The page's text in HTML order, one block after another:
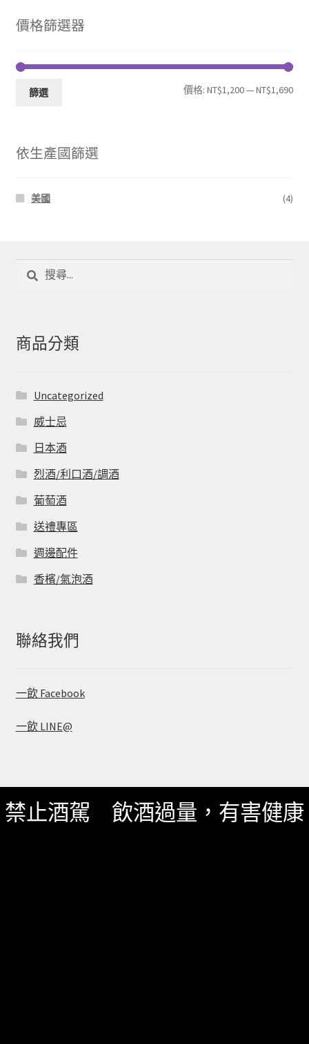
價格篩選器
最
最
篩選 價格:NT$1,200—NT$1,690
依生產國篩選
美國 (4)
字:
商品分類
Uncategorized
威士忌
日本酒
烈酒/利口酒/調酒
葡萄酒
送禮專區
週邊配件
香檳/氣泡酒
聯絡我們
一飲 Facebook
一飲 LINE@
服務資訊
禁止酒駕 飲酒過量，有害健康